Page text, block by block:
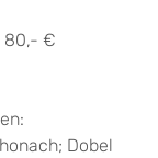
80,- €
Dobel